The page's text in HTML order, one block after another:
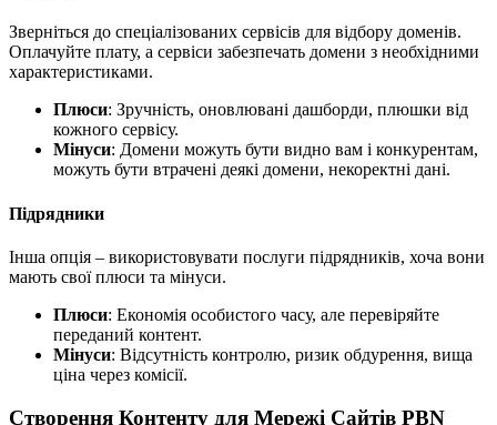
Зверніться до спеціалізованих сервісів для відбору доменів.
Оплачуйте плату, а сервіси забезпечать домени з необхідними
характеристиками.
Плюси: Зручність, оновлювані дашборди, плюшки від
кожного сервісу.
Мінуси: Домени можуть бути видно вам і конкурентам,
можуть бути втрачені деякі домени, некоректні дані.
Підрядники
Інша опція – використовувати послуги підрядників, хоча вони
мають свої плюси та мінуси.
Плюси: Економія особистого часу, але перевіряйте
переданий контент.
Мінуси: Відсутність контролю, ризик обдурення, вища
ціна через комісії.
Створення Контенту для Мережі Сайтів PBN